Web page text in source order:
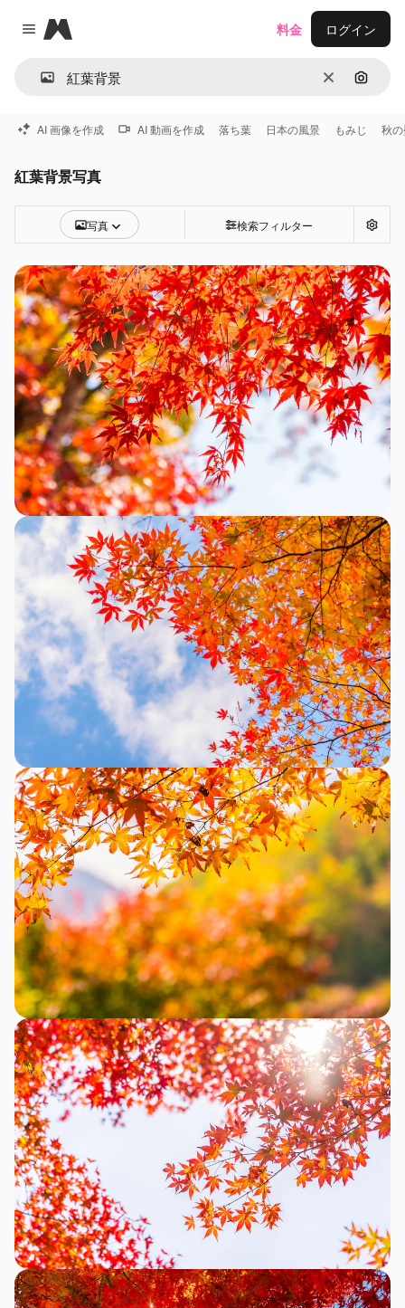
Close menu
Magnific
消去 画像で
料金 ログイン
AI 画像を作成 AI 動画を作成 落ち葉 日本の風景 もみじ 秋
紅葉背景写真
写真 検索フィルター